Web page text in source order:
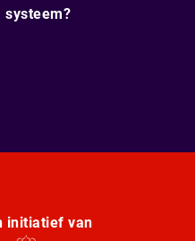
systeem?
initiatief van